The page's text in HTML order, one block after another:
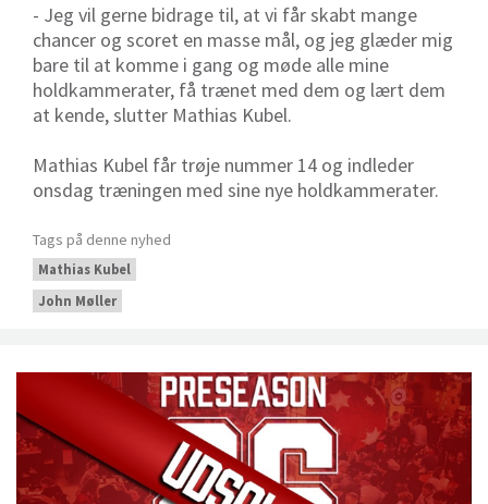
- Jeg vil gerne bidrage til, at vi får skabt mange
chancer og scoret en masse mål, og jeg glæder mig
bare til at komme i gang og møde alle mine
holdkammerater, få trænet med dem og lært dem
at kende, slutter Mathias Kubel.
Mathias Kubel får trøje nummer 14 og indleder
onsdag træningen med sine nye holdkammerater.
Tags på denne nyhed
Mathias Kubel
John Møller